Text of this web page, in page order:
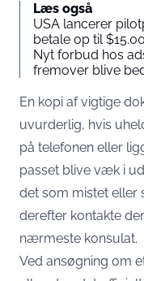
Læs også
USA lancerer
betale op til
Nyt forbud hos
fremover blive
En kopi af vigtige
uvurderlig, hvis
på telefonen eller
passet blive væk i
det som mistet eller
derefter kontakte
nærmeste konsulat.
Ved ansøgning om